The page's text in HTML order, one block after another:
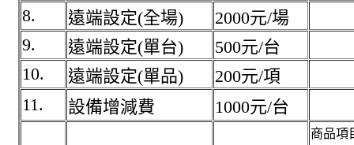
8.
遠端設定(全場)
2000元/場
9.
遠端設定(單台)
500元/台
10.
遠端設定(單品)
200元/項
11.
設備增減費 1000元/台
商品項